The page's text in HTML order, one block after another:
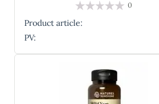
0
Product article:
PV: